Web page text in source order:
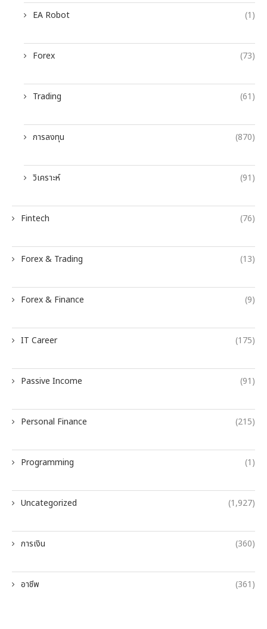
EA Robot (1)
Forex (73)
Trading (61)
การลงทุน (870)
วิเคราะห์ (91)
Fintech (76)
Forex & Trading (13)
Forex & Finance (9)
IT Career (175)
Passive Income (91)
Personal Finance (215)
Programming (1)
Uncategorized (1,927)
การเงิน (360)
อาชีพ (361)